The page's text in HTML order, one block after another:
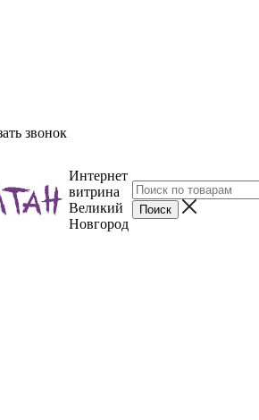
звонок
Интернет
витрина
Великий
Новгород